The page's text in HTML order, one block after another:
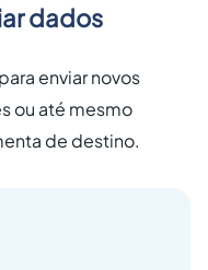
dados
enviar novos
ou até mesmo
de destino.